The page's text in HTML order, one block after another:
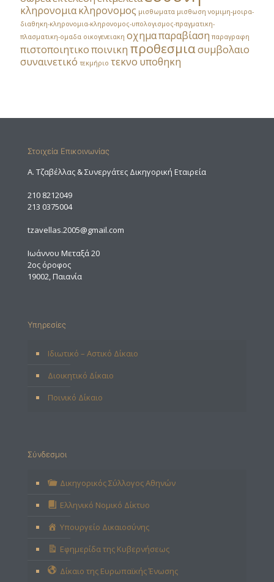
κληρονομιακληρονομος μισθωματα μισθωση νομιμη-μοιρα-
διαθηκη-κληρονομια-κληρονομος-υπολογισμος-πραγματικη-
πλασματικη-ομαδα οικογενειακη οχημαπαραβίαση παραγραφη
πιστοποιητικοποινικη προθεσμιασυμβολαιο
συναινετικό τεκμήριο τεκνο υποθηκη
Στοιχεία Επικοινωνίας
A. Τζαβέλλας & Συνεργάτες Δικηγορική Εταιρεία
210 8212049
213 0375004
tzavellas.2005@gmail.com
Ιωάννου Μεταξά 20
2ος όροφος
19002, Παιανία
Υπηρεσίες
Ιδιωτικό – Αστικό Δίκαιο
Διοικητικό Δίκαιο
Ποινικό Δίκαιο
Σύνδεσμοι
Δικηγορικός Σύλλογος Αθηνών
Ελληνικό Νομικό Δίκτυο
Υπουργείο Δικαιοσύνης
Εφημερίδα της Κυβερνήσεως
Δίκαιο της Ευρωπαϊκής Ένωσης